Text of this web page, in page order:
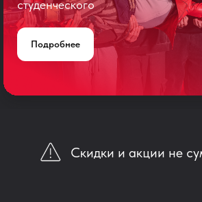
студенческого
Подробнее
Скидки и акции не